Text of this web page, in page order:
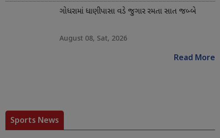
ગોધરામાં ધાણીપાસા વડે જુગાર રમતા સાત જબ્બે
August 08, Sat, 2026
Read More
Sports News